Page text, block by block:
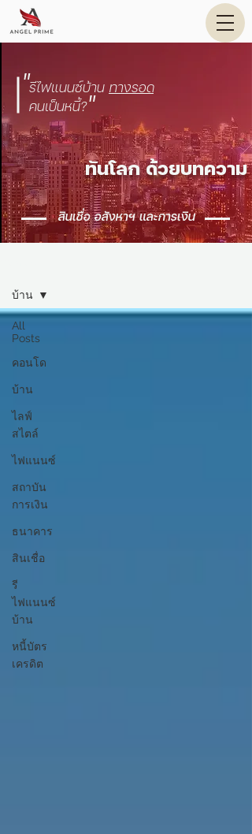
"รีไฟแนนซ์บ้าน ทางรอด
คนเป็นหนี้?"
ทันโลก ด้วยบทความ
สินเชื่อ อสังหาฯ และการเงิน
All
Posts
คอนโด
บ้าน
ไลฟ์
สไตล์
ไฟแนนซ์
สถาบัน
การเงิน
ธนาคาร
สินเชื่อ
รี
ไฟแนนซ์
บ้าน
หนี้บัตร
เครดิต
บ้าน